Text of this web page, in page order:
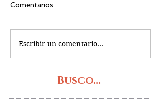
Comentarios
Escribir un comentario...
Busco...